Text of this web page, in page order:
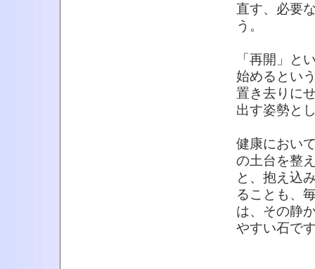
直す、必要
う。
「再開」と
始めるとい
置き去りに
出す姿勢と
健康におい
の土台を整
と、抱え込
ることも、
は、その静
やすい石で